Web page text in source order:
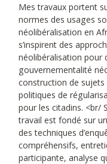
Mes travaux portent
normes des usages
néolibéralisation en
s’inspirent des
néolibéralisation pour
gouvernementalité
construction de
politiques de
pour les citadins. <br/
travail est fondé sur
des techniques
compréhensifs,
participante, analyse